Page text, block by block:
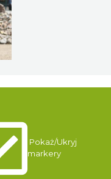
Pokaż/Ukryj
markery